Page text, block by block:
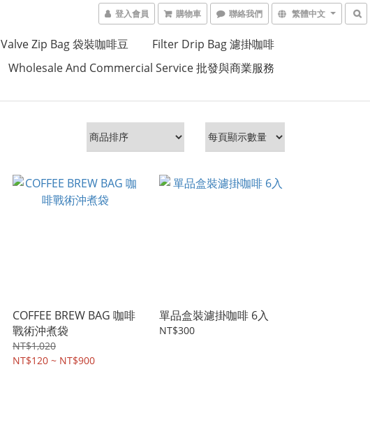
登入會員 購物車 聯絡我們 繁體中文
Valve Zip Bag 袋裝咖啡豆
Filter Drip Bag 濾掛咖啡
Wholesale And Commercial Service 批發與商業服務
COFFEE BREW BAG 咖啡
戰術沖煮袋
NT$1,020
NT$120 ~ NT$900
單品盒裝濾掛咖啡 6入
NT$300